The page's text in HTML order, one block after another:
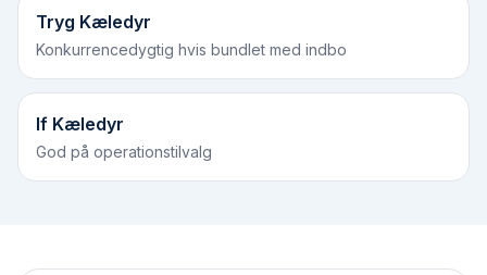
Tryg Kæledyr
Konkurrencedygtig hvis bundlet med indbo
If Kæledyr
God på operationstilvalg